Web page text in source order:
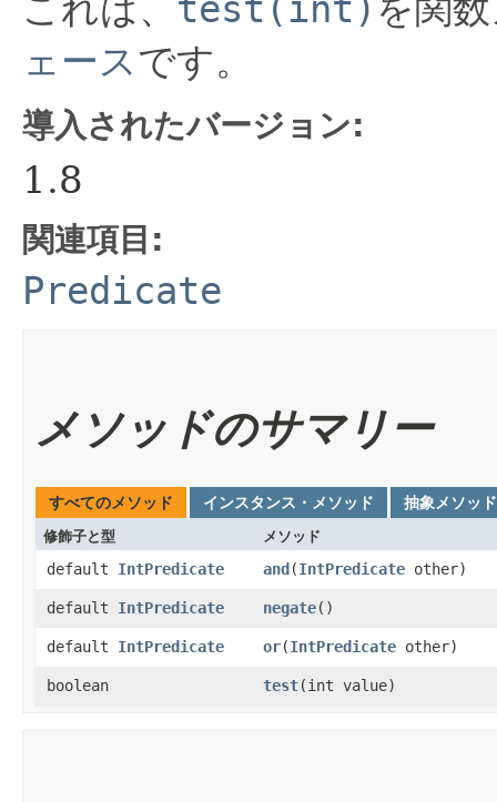
ェースです。
導入されたバージョン:
1.8
関連項目:
Predicate
メソッドのサマリー
すべてのメソッド インスタンス・メソッド 抽象メソッド
修飾子と型 メソッド
default IntPredicate and​(IntPredicate other)
default IntPredicate negate()
default IntPredicate or​(IntPredicate other)
boolean test​(int value)